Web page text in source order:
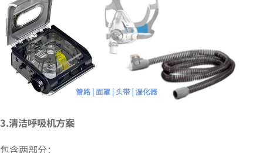
3.清洁呼吸机方案
包含两部分：